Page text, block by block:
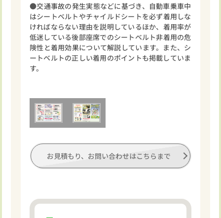
●交通事故の発生実態などに基づき、自動車乗車中
はシートベルトやチャイルドシートを必ず着用しな
ければならない理由を説明しているほか、着用率が
低迷している後部座席でのシートベルト非着用の危
険性と着用効果について解説しています。また、シ
ートベルトの正しい着用のポイントも掲載していま
す。
お見積もり、お問い合わせはこちらまで